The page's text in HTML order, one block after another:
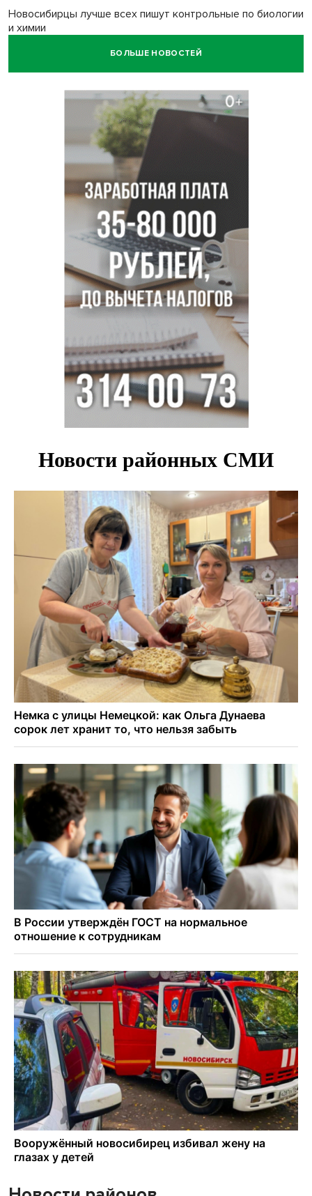
Новосибирцы лучше всех пишут контрольные по биологии
и химии
Нейросеть для диагностики депрессии в крови создали в
Двум бойцам СВО после минно-взрывной травмы
«оживили» нервы в Новосибирске
Персидский ковер «108 шахов» впервые вывезли из музея
Востока в Новосибирск
Актриса из Новосибирска Евгения Туркова сыграла мать
в сериале «Малой»
БОЛЬШЕ НОВОСТЕЙ